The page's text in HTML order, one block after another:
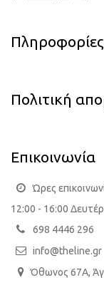
Πληροφορίες
Πολιτική
Επικοινωνία
Ώρες
12:00 - 16:00
698 4446 296
info@theline.gr
Όθωνος 67Α,